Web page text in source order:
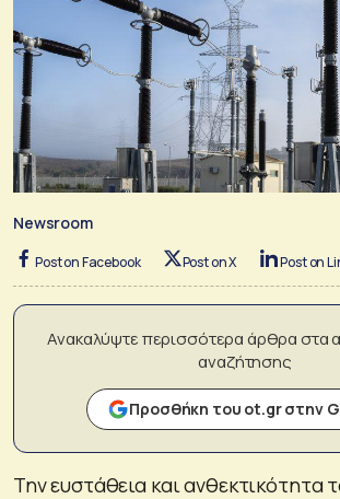
Newsroom
Post on Facebook Post on X Post on
Ανακαλύψτε περισσότερα άρθρα στα
αναζήτησης
Προσθήκη του ot.gr στην
Την ευστάθεια και ανθεκτικότητα